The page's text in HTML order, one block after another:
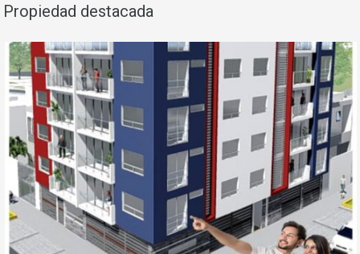
Propiedad destacada